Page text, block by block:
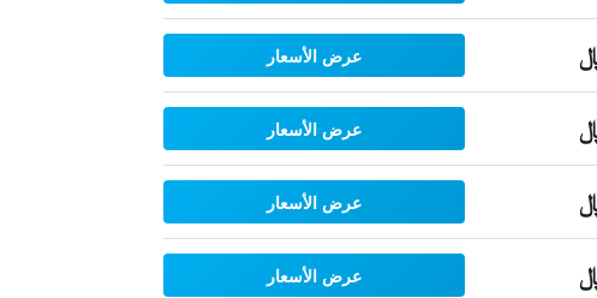
عرض الأسعار
عرض الأسعار
عرض الأسعار
عرض الأسعار